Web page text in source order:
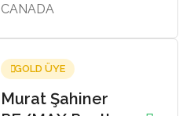
CANADA
GOLD ÜYE
Murat Şahiner